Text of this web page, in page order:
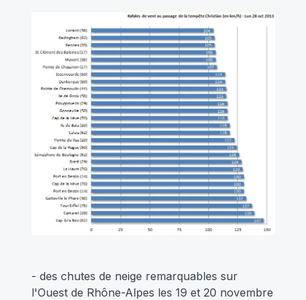
- des chutes de neige remarquables sur
l'Ouest de Rhône-Alpes les 19 et 20 novembre